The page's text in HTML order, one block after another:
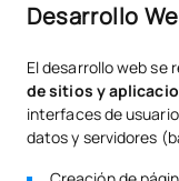
Desarrollo
El desarrollo web se
de sitios y
interfaces de
datos y servidores